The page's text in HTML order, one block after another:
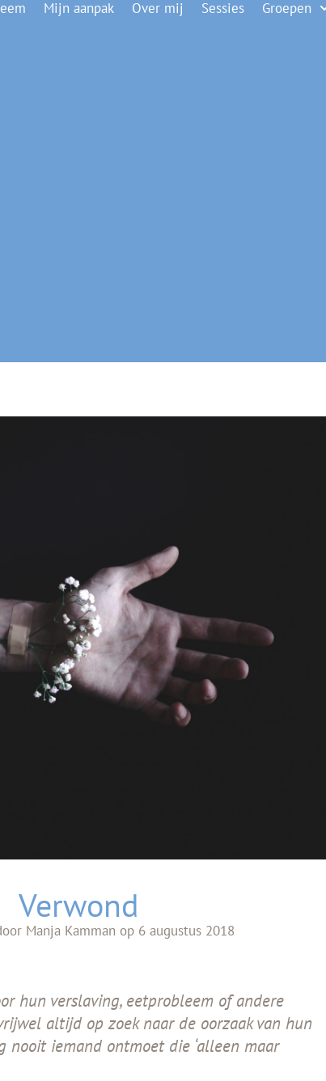
Mijn aanpak Over mij Sessies Groepen
Verwond
Manja Kamman op 6 augustus 2018
hun verslaving, eetprobleem of andere
altijd op zoek naar de oorzaak van hun
nooit iemand ontmoet die ‘alleen maar